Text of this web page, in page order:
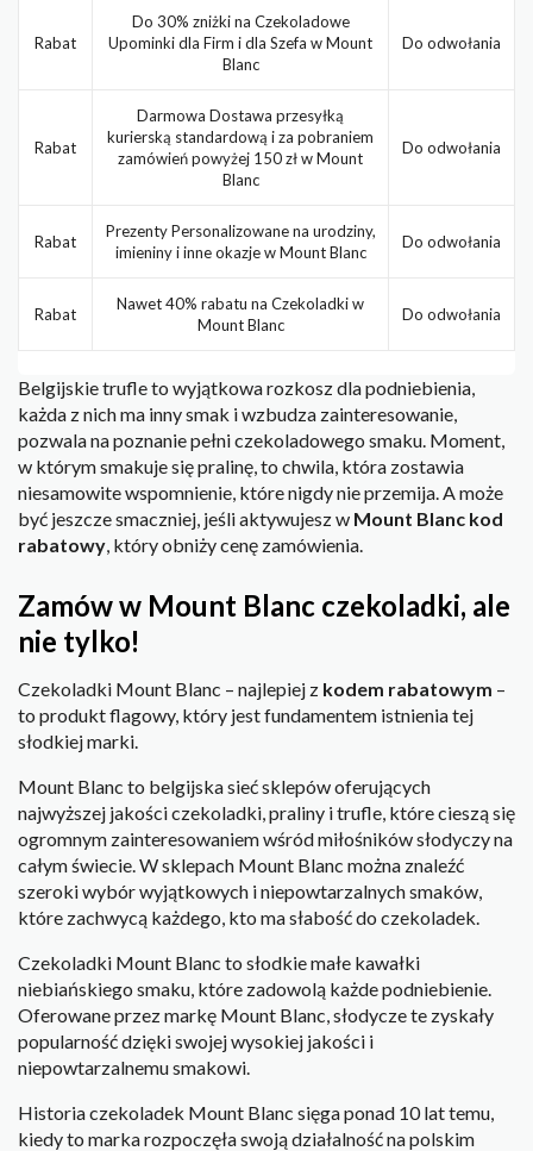
Rabat
Do 30% zniżki na Czekoladowe
Upominki dla Firm i dla Szefa w Mount
Blanc
Do odwołania
Rabat
Darmowa Dostawa przesyłką
kurierską standardową i za pobraniem
zamówień powyżej 150 zł w Mount
Blanc
Do odwołania
Rabat
Prezenty Personalizowane na urodziny,
imieniny i inne okazje w Mount Blanc
Do odwołania
Rabat
Nawet 40% rabatu na Czekoladki w
Mount Blanc
Do odwołania
Belgijskie trufle to wyjątkowa rozkosz dla podniebienia,
każda z nich ma inny smak i wzbudza zainteresowanie,
pozwala na poznanie pełni czekoladowego smaku. Moment,
w którym smakuje się pralinę, to chwila, która zostawia
niesamowite wspomnienie, które nigdy nie przemija. A może
być jeszcze smaczniej, jeśli aktywujesz w Mount Blanc kod
rabatowy, który obniży cenę zamówienia.
Zamów w Mount Blanc czekoladki, ale
nie tylko!
Czekoladki Mount Blanc – najlepiej z kodem rabatowym –
to produkt flagowy, który jest fundamentem istnienia tej
słodkiej marki.
Mount Blanc to belgijska sieć sklepów oferujących
najwyższej jakości czekoladki, praliny i trufle, które cieszą się
ogromnym zainteresowaniem wśród miłośników słodyczy na
całym świecie. W sklepach Mount Blanc można znaleźć
szeroki wybór wyjątkowych i niepowtarzalnych smaków,
które zachwycą każdego, kto ma słabość do czekoladek.
Czekoladki Mount Blanc to słodkie małe kawałki
niebiańskiego smaku, które zadowolą każde podniebienie.
Oferowane przez markę Mount Blanc, słodycze te zyskały
popularność dzięki swojej wysokiej jakości i
niepowtarzalnemu smakowi.
Historia czekoladek Mount Blanc sięga ponad 10 lat temu,
kiedy to marka rozpoczęła swoją działalność na polskim